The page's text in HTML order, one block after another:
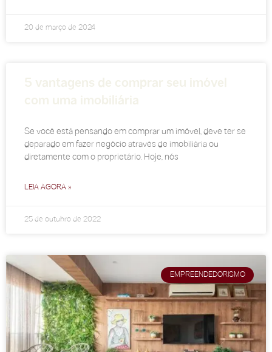
20 de março de 2024
5 vantagens de comprar seu imóvel
com uma imobiliária
Se você está pensando em comprar um imóvel, deve ter se
deparado em fazer negócio através de imobiliária ou
diretamente com o proprietário. Hoje, nós
LEIA AGORA »
25 de outubro de 2022
EMPREENDEDORISMO